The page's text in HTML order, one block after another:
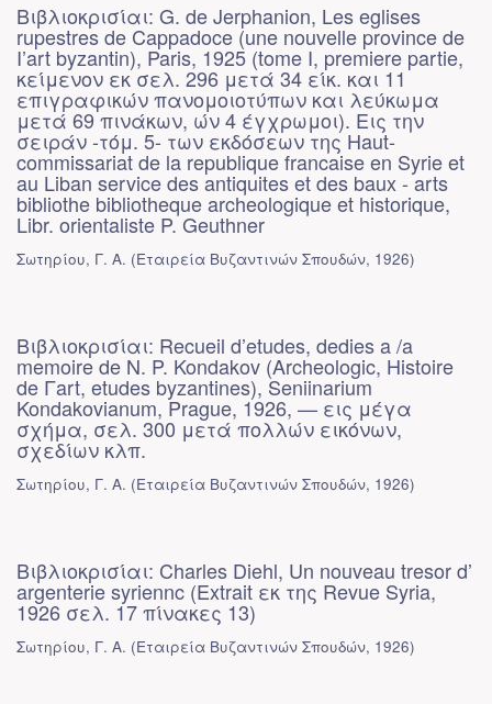
Βιβλιοκρισίαι: G. de Jerphanion, Les eglises
rupestres de Cappadoce (une nouvelle province de
I’art byzantin), Paris, 1925 (tome I, premiere partie,
κείμενον εκ σελ. 296 μετά 34 είκ. και 11
επιγραφικών πανομοιοτύπων και λεύκωμα
μετά 69 πινάκων, ών 4 έγχρωμοι). Εις την
σειράν -τόμ. 5- των εκδόσεων της Haut-
commissariat de la republique francaise en Syrie et
au Liban service des antiquites et des baux - arts
bibliothe bibliotheque archeologique et historique,
Libr. orientaliste P. Geuthner
Σωτηρίου, Γ. Α. (Εταιρεία Βυζαντινών Σπουδών, 1926)
Βιβλιοκρισίαι: Recueil d’etudes, dedies a /a
memoire de N. P. Kondakov (Archeologic, Histoire
de Γart, etudes byzantines), Seniinarium
Kondakovianum, Prague, 1926, — εις μέγα
σχήμα, σελ. 300 μετά πολλών εικόνων,
σχεδίων κλπ.
Σωτηρίου, Γ. Α. (Εταιρεία Βυζαντινών Σπουδών, 1926)
Βιβλιοκρισίαι: Charles Diehl, Un nouveau tresor d’
argenterie syriennc (Extrait εκ της Revue Syria,
1926 σελ. 17 πίνακες 13)
Σωτηρίου, Γ. Α. (Εταιρεία Βυζαντινών Σπουδών, 1926)